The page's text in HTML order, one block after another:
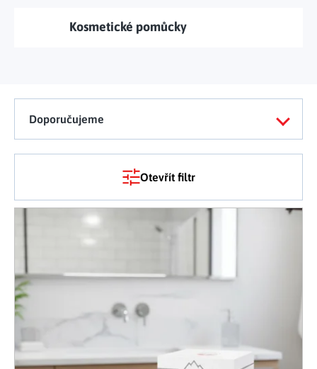
Kosmetické pomůcky
Doporučujeme
Otevřít filtr
Výpis produktů